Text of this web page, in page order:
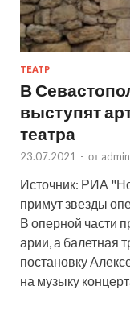
ТЕАТР
В
выступят
театра
23.07.2021 - от admin
Источник: РИА
примут звезды
В оперной части
арии, а балетная
постановку
на музыку